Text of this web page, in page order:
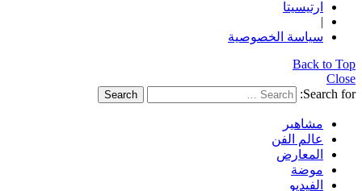
ارتيسيتا
|
سياسة الخصوصية
Back to Top
Close
Search for:
Search
مشاهير
عالم الفن
المعارض
موضة
الفيديو